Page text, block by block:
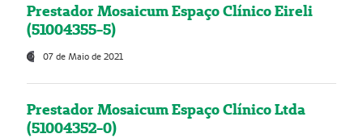
Prestador Mosaicum Espaço Clínico Eireli
(51004355-5)
07 de Maio de 2021
Prestador Mosaicum Espaço Clínico Ltda
(51004352-0)